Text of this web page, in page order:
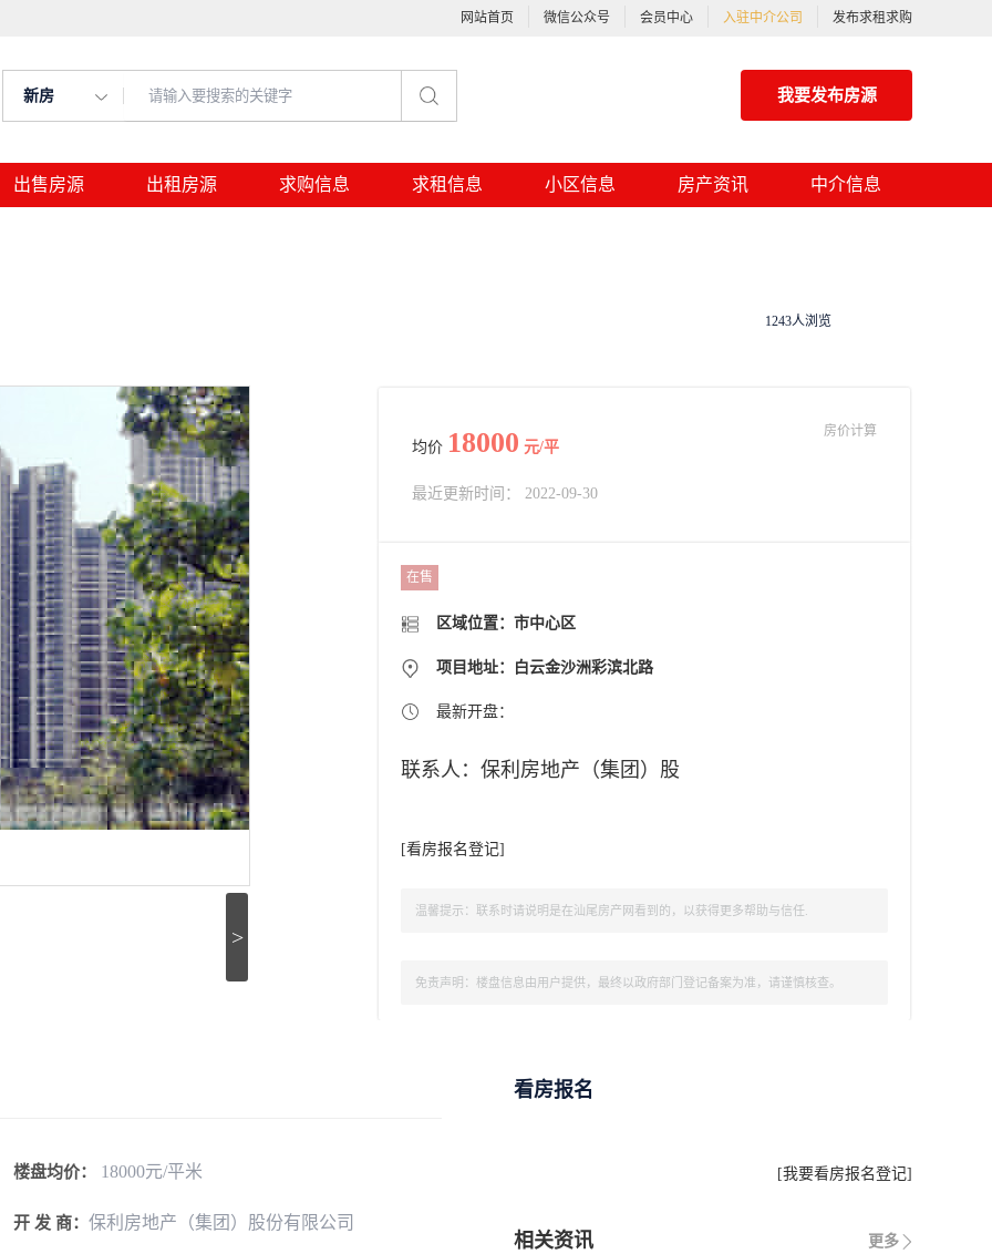
网站首页 微信公众号 会员中心 入驻中介公司 发布求租求购
新房 我要发布房源
出售房源 出租房源 求购信息 求租信息 小区信息 房产资讯 中介信息
1243人浏览
>
均价 18000 元/平
房价计算
最近更新时间： 2022-09-30
在售
区域位置： 市中心区
项目地址：白云金沙洲彩滨北路
最新开盘：
联系人：保利房地产（集团）股
[看房报名登记]
温馨提示：联系时请说明是在汕尾房产网看到的，以获得更多帮助与信任.
免责声明：楼盘信息由用户提供，最终以政府部门登记备案为准，请谨慎核查。
楼盘均价： 18000元/平米
开 发 商： 保利房地产（集团）股份有限公司
看房报名
[我要看房报名登记]
更多
相关资讯